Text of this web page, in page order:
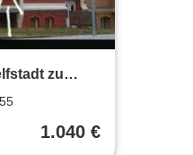
zu
1.040 €